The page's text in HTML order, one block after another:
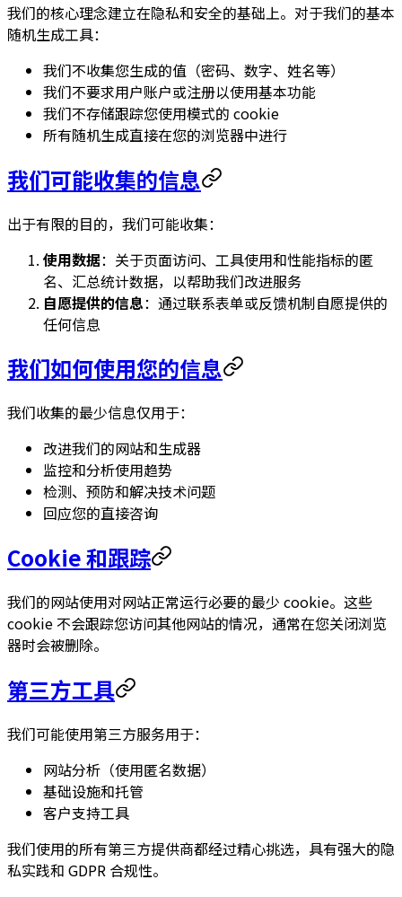
我们的核心理念建立在隐私和安全的基础上。对于我们的基本
随机生成工具：
我们不收集您生成的值（密码、数字、姓名等）
我们不要求用户账户或注册以使用基本功能
我们不存储跟踪您使用模式的 cookie
所有随机生成直接在您的浏览器中进行
我们可能收集的信息
出于有限的目的，我们可能收集：
使用数据：关于页面访问、工具使用和性能指标的匿
名、汇总统计数据，以帮助我们改进服务
自愿提供的信息：通过联系表单或反馈机制自愿提供的
任何信息
我们如何使用您的信息
我们收集的最少信息仅用于：
改进我们的网站和生成器
监控和分析使用趋势
检测、预防和解决技术问题
回应您的直接咨询
Cookie 和跟踪
我们的网站使用对网站正常运行必要的最少 cookie。这些
cookie 不会跟踪您访问其他网站的情况，通常在您关闭浏览
器时会被删除。
第三方工具
我们可能使用第三方服务用于：
网站分析（使用匿名数据）
基础设施和托管
客户支持工具
我们使用的所有第三方提供商都经过精心挑选，具有强大的隐
私实践和 GDPR 合规性。